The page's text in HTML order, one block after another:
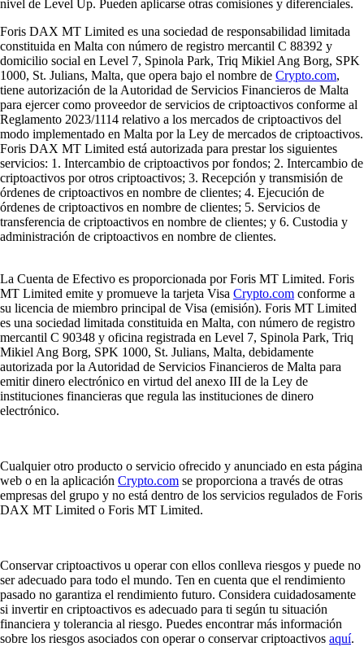
nivel de Level Up. Pueden aplicarse otras comisiones y diferenciales.
Foris DAX MT Limited es una sociedad de responsabilidad limitada
constituida en Malta con número de registro mercantil C 88392 y
domicilio social en Level 7, Spinola Park, Triq Mikiel Ang Borg, SPK
1000, St. Julians, Malta, que opera bajo el nombre de Crypto.com,
tiene autorización de la Autoridad de Servicios Financieros de Malta
para ejercer como proveedor de servicios de criptoactivos conforme al
Reglamento 2023/1114 relativo a los mercados de criptoactivos del
modo implementado en Malta por la Ley de mercados de criptoactivos.
Foris DAX MT Limited está autorizada para prestar los siguientes
servicios: 1. Intercambio de criptoactivos por fondos; 2. Intercambio de
criptoactivos por otros criptoactivos; 3. Recepción y transmisión de
órdenes de criptoactivos en nombre de clientes; 4. Ejecución de
órdenes de criptoactivos en nombre de clientes; 5. Servicios de
transferencia de criptoactivos en nombre de clientes; y 6. Custodia y
administración de criptoactivos en nombre de clientes.
La Cuenta de Efectivo es proporcionada por Foris MT Limited. Foris
MT Limited emite y promueve la tarjeta Visa Crypto.com conforme a
su licencia de miembro principal de Visa (emisión). Foris MT Limited
es una sociedad limitada constituida en Malta, con número de registro
mercantil C 90348 y oficina registrada en Level 7, Spinola Park, Triq
Mikiel Ang Borg, SPK 1000, St. Julians, Malta, debidamente
autorizada por la Autoridad de Servicios Financieros de Malta para
emitir dinero electrónico en virtud del anexo III de la Ley de
instituciones financieras que regula las instituciones de dinero
electrónico.
Cualquier otro producto o servicio ofrecido y anunciado en esta página
web o en la aplicación Crypto.com se proporciona a través de otras
empresas del grupo y no está dentro de los servicios regulados de Foris
DAX MT Limited o Foris MT Limited.
Conservar criptoactivos u operar con ellos conlleva riesgos y puede no
ser adecuado para todo el mundo. Ten en cuenta que el rendimiento
pasado no garantiza el rendimiento futuro. Considera cuidadosamente
si invertir en criptoactivos es adecuado para ti según tu situación
financiera y tolerancia al riesgo. Puedes encontrar más información
sobre los riesgos asociados con operar o conservar criptoactivos aquí.